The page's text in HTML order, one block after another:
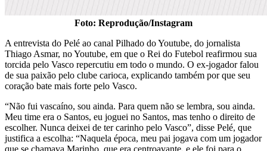
Foto: Reprodução/Instagram
A entrevista do Pelé ao canal Pilhado do Youtube, do jornalista
Thiago Asmar, no Youtube, em que o Rei do Futebol reafirmou sua
torcida pelo Vasco repercutiu em todo o mundo. O ex-jogador falou
de sua paixão pelo clube carioca, explicando também por que seu
coração bate mais forte pelo Vasco.
“Não fui vascaíno, sou ainda. Para quem não se lembra, sou ainda.
Meu time era o Santos, eu joguei no Santos, mas tenho o direito de
escolher. Nunca deixei de ter carinho pelo Vasco”, disse Pelé, que
justifica a escolha: “Naquela época, meu pai jogava com um jogador
que se chamava Marinho, que era centroavante, e ele foi para o